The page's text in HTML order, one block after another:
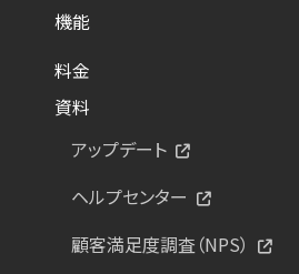
機能
料金
資料
アップデート
ヘルプセンター
顧客満足度調査（NPS）